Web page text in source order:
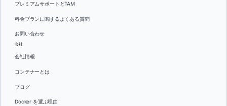
プレミアムサポートとTAM
料金プランに関するよくある質問
お問い合わせ
会社
会社情報
コンテナーとは
ブログ
Docker を選ぶ理由